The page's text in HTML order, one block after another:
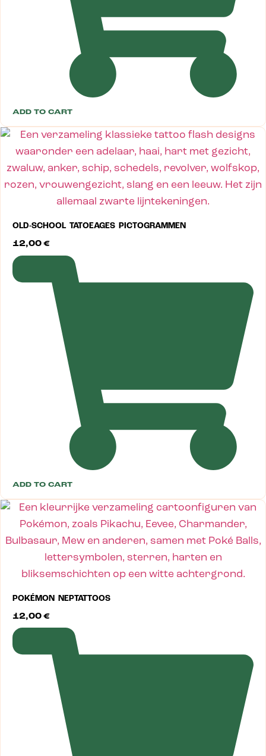
ADD TO CART
OLD-SCHOOL TATOEAGES PICTOGRAMMEN
12,00 €
ADD TO CART
POKÉMON NEPTATTOOS
12,00 €